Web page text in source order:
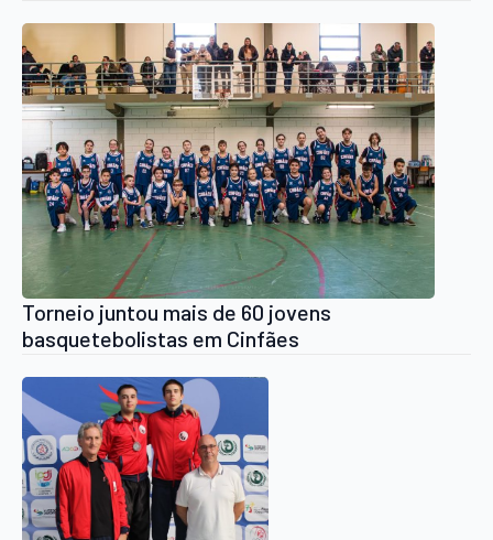
Torneio juntou mais de 60 jovens
basquetebolistas em Cinfães